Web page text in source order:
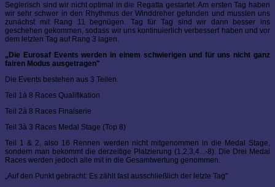
Seglerisch sind wir nicht optimal in die Regatta gestartet. Am ersten Tag haben
wir sehr schwer in den Rhythmus der Winddreher gefunden und mussten uns
zunächst mit Rang 11 begnügen. Tag für Tag sind wir dann besser ins
geschehen gekommen, sodass wir uns kontinuierlich verbessert haben und vor
dem letzten Tag auf Rang 3 lagen.
„Die Eurosaf Events werden in einem schwierigen und für uns nicht ganz
fairen Modus ausgetragen"
Die Events bestehen aus 3 Teilen.
Teil 1à 8 Races Qualifikation
Teil 2à 8 Races Finalserie
Teil 3à 3 Races Medal Stage (Top 8)
Teil 1 & 2, also 16 Rennen werden nicht mitgenommen in die Medal Stage,
sondern man bekommt die derzeitige Platzierung (1,2,3,4...-8). Die Drei Medal
Races werden jedoch alle mit in die Gesamtwertung genommen.
„Auf den Punkt gebracht: Es zählt fast ausschließlich der letzte Tag"